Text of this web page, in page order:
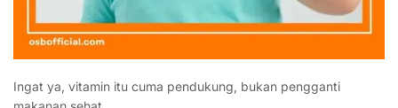
Ingat ya, vitamin itu cuma pendukung, bukan pengganti